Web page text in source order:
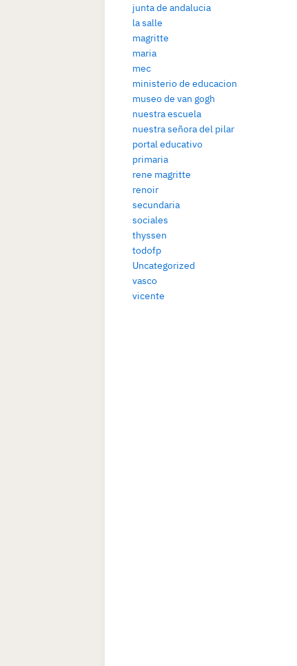
junta de andalucia
la salle
magritte
maria
mec
ministerio de educacion
museo de van gogh
nuestra escuela
nuestra señora del pilar
portal educativo
primaria
rene magritte
renoir
secundaria
sociales
thyssen
todofp
Uncategorized
vasco
vicente